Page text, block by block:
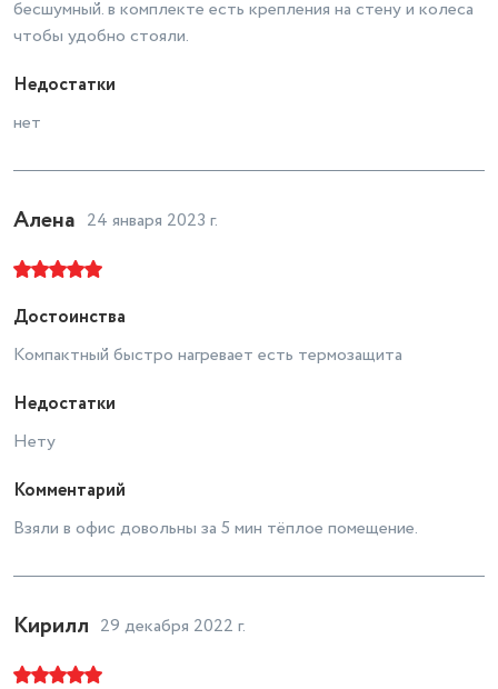
бесшумный. в комплекте есть крепления на стену и колеса
чтобы удобно стояли.
Недостатки
нет
Алена 24 января 2023 г.
Достоинства
Компактный быстро нагревает есть термозащита
Недостатки
Нету
Комментарий
Взяли в офис довольны за 5 мин тёплое помещение.
Кирилл 29 декабря 2022 г.